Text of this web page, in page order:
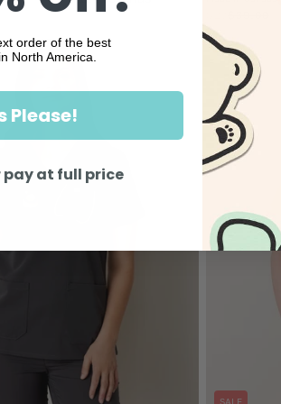
price
price
SALE
order of the best
North America.
Please!
at full price